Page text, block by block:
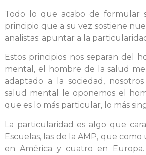
Todo lo que acabo de formular
principio que a su vez sostiene
analistas: apuntar a la
Estos principios nos separan del
mental, el hombre de la salud
adaptado a la sociedad,
salud mental le oponemos el
que es lo más particular, lo más
La particularidad es algo que
Escuelas, las de la AMP, que
en América y cuatro en